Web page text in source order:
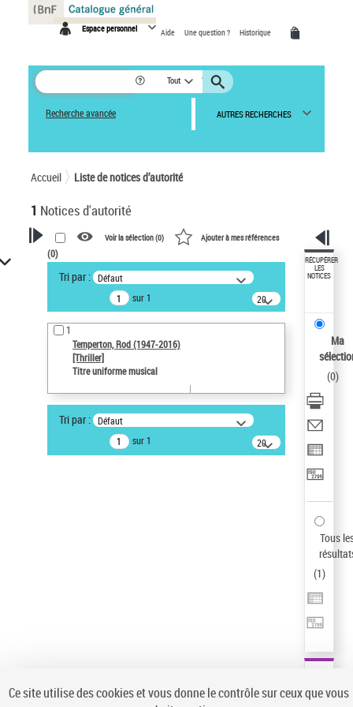
Espace personnel Aide Une question ? Historique
Tout
Recherche avancée AUTRES RECHERCHES
Accueil Liste de notices d’autorité
1 Notices d'autorité
VOTRE RECHERCHE
Recherche avancée dans les
notices d’autorité
Œuvres liées à l'auteur :
Temperton, Rod (1947-2016)
Type de notice d'autorité
Voir la sélection (0) Ajouter à mes références
(0)
Tri par : Défaut
sur 1
20
résultats/page
1
Temperton, Rod (1947-2016)
[Thriller]
Titre uniforme musical
Tri par : Défaut
sur 1
20
résultats/page
RÉCUPÉRER
LES
NOTICES
Ma
(0)
Tous
(1)
Panneau de gestion des cookies
Ce site utilise des cookies et vous donne le contrôle sur ceux que vous